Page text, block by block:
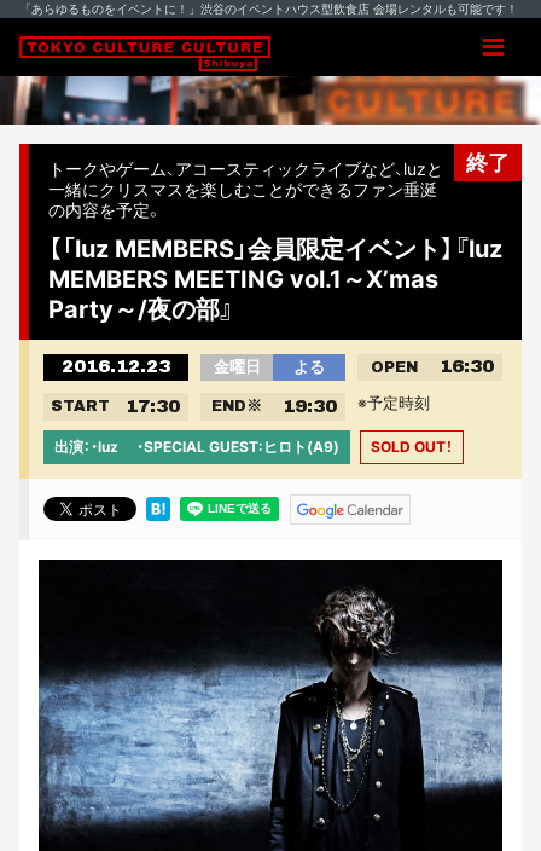
「あらゆるものをイベントに！」渋谷のイベントハウス型飲食店 会場レンタルも可能です！
終了
トークやゲーム、アコースティックライブなど、luzと
一緒にクリスマスを楽しむことができるファン垂涎
の内容を予定。
【「luz MEMBERS」会員限定イベント】『luz
MEMBERS MEETING vol.1～X’mas
Party～/夜の部』
2016.12.23 金曜日 よる OPEN 16:30
START 17:30 END ※ 19:30 ※予定時刻
出演：・luz ・SPECIAL GUEST:ヒロト(A9) SOLD OUT！